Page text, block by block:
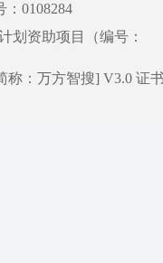
0108284
划资助项目（编号：
：万方智搜] V3.0 证